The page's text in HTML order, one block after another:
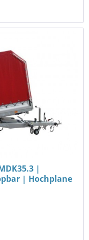
|
| Hochplane